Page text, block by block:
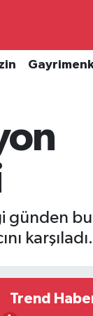
günden
karşıladı.
Trend